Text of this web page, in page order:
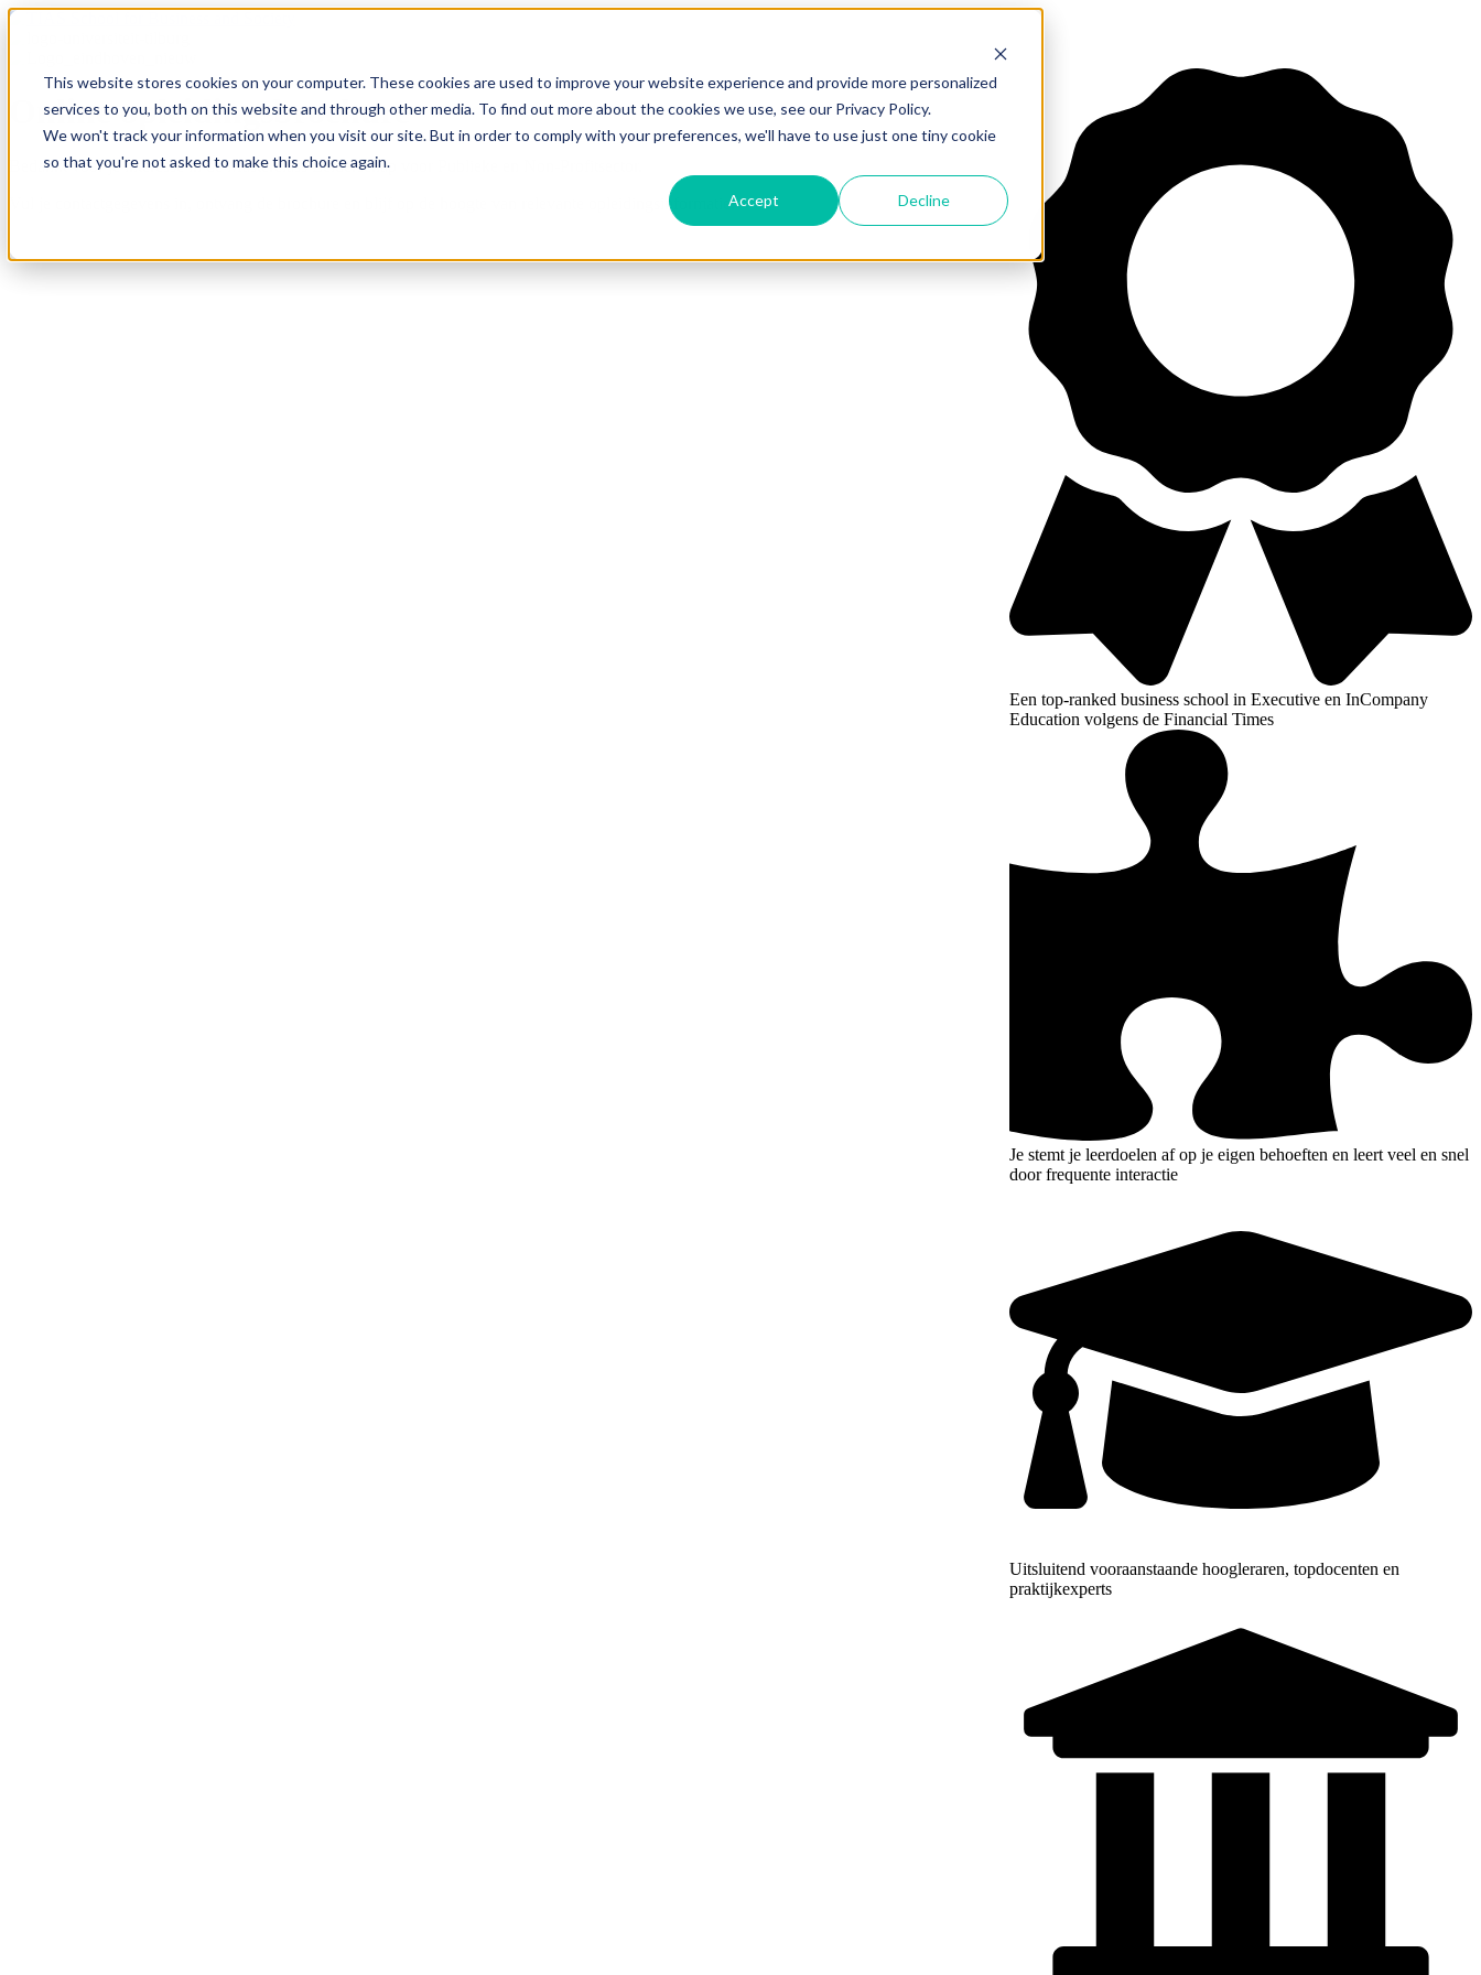
This website stores cookies on your computer. These cookies are used to improve your website experience and provide more personalized
services to you, both on this website and through other media. To find out more about the cookies we use, see our Privacy Policy.
We won't track your information when you visit our site. But in order to comply with your preferences, we'll have to use just one tiny cookie
so that you're not asked to make this choice again.
Accept Decline
Online opleidingsbrochure
Bedankt voor je interesse in de Masterclass Leiderschap voor Publieke en Non-Profitsector.
Vul je contactgegevens in, ontvang de brochure en blijf op de hoogte van relevante opleidingsinformatie.
Een top-ranked business school in Executive en InCompany
Education volgens de Financial Times
Je stemt je leerdoelen af op je eigen behoeften en leert veel en snel
door frequente interactie
Uitsluitend vooraanstaande hoogleraren, topdocenten en
praktijkexperts